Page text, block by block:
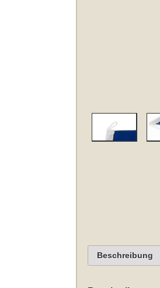
Beschreibung